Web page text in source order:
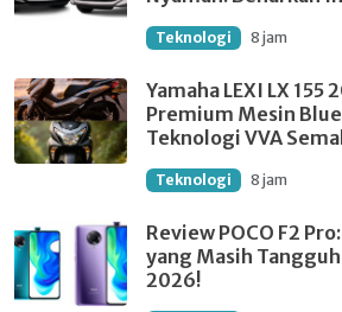
Teknologi 8 jam
Yamaha LEXI LX 155
Premium Mesin Blue
Teknologi VVA
Teknologi 8 jam
Review POCO F2
yang Masih
2026!